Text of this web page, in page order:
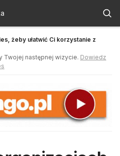
żeby ułatwić Ci korzystanie z
Twojej następnej wizycie. Dowiedz